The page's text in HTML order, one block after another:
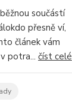
součástí
přesně ví,
článek vám
potra... číst celé